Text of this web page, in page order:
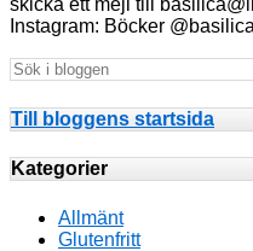
Instagram: Böcker
Till bloggens startsida
Kategorier
Allmänt
Glutenfritt